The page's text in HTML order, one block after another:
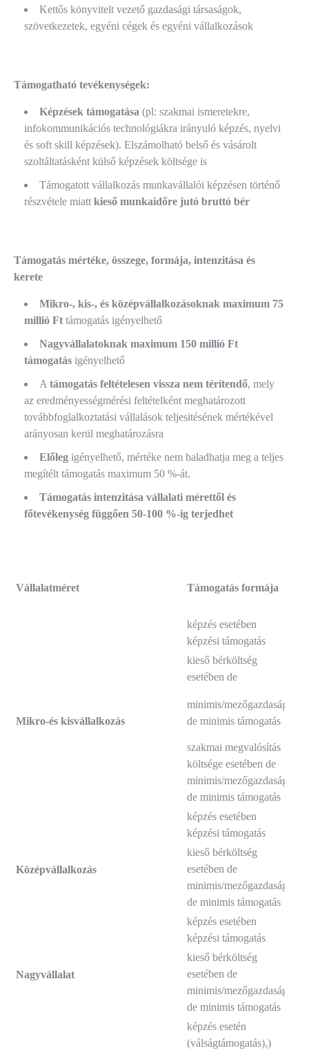
Kettős könyvitelt vezető gazdasági társaságok,
szövetkezetek, egyéni cégek és egyéni vállalkozások
Támogatható tevékenységek:
Képzések támogatása (pl: szakmai ismeretekre,
infokommunikációs technológiákra irányuló képzés, nyelvi
és soft skill képzések). Elszámolható belső és vásárolt
szoltáltatásként külső képzések költsége is
Támogatott vállalkozás munkavállalói képzésen történő
részvétele miatt kieső munkaidőre jutó bruttó bér
Támogatás mértéke, összege, formája, intenzitása és
kerete
Mikro-, kis-, és középvállalkozásoknak maximum 75
millió Ft támogatás igényelhető
Nagyvállalatoknak maximum 150 millió Ft
támogatás igényelhető
A támogatás feltételesen vissza nem térítendő, mely
az eredményességmérési feltételként meghatározott
továbbfoglalkoztatási vállalások teljesitésének mértékével
arányosan kerül meghatározásra
Előleg igényelhető, mértéke nem haladhatja meg a teljes
megítélt támogatás maximum 50 %-át.
Támogatás intenzitása vállalati mérettől és
főtevékenység függően 50-100 %-ig terjedhet
Vállalatméret Támogatás formája
Mikro-és kisvállalkozás
képzés esetében
képzési támogatás
kieső bérköltség
esetében de
minimis/mezőgazdasági
de minimis támogatás
szakmai megvalósítás
költsége esetében de
minimis/mezőgazdasági
de minimis támogatás
Középvállalkozás
képzés esetében
képzési támogatás
kieső bérköltség
esetében de
minimis/mezőgazdasági
de minimis támogatás
Nagyvállalat
képzés esetében
képzési támogatás
kieső bérköltség
esetében de
minimis/mezőgazdasági
de minimis támogatás
képzés esetén
(válságtámogatás),)